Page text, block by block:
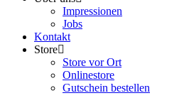
Impressionen
Jobs
Kontakt
Store
Store vor Ort
Onlinestore
Gutschein bestellen